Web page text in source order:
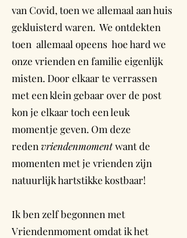
van Covid, toen we allemaal aan huis
gekluisterd waren. We ontdekten
toen allemaal opeens hoe hard we
onze vrienden en familie eigenlijk
misten. Door elkaar te verrassen
met een klein gebaar over de post
kon je elkaar toch een leuk
momentje geven. Om deze
reden vriendenmomentwant de
momenten met je vrienden zijn
natuurlijk hartstikke kostbaar!
Ik ben zelf begonnen met
Vriendenmoment omdat ik het